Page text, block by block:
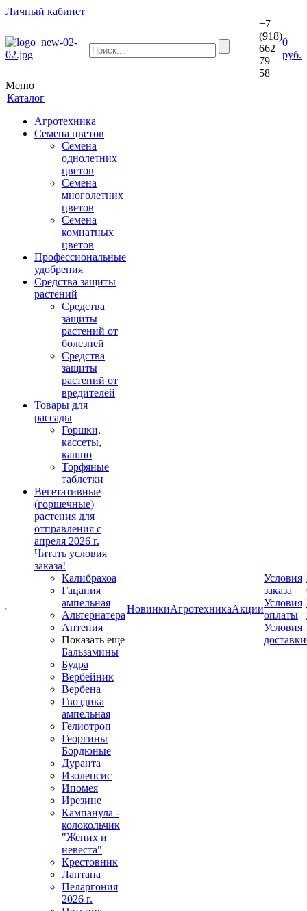
Личный кабинет
+7
(918)
662
79
58
0
руб.
Меню
Каталог
Агротехника
Семена цветов
Семена
однолетних
цветов
Семена
многолетних
цветов
Семена
комнатных
цветов
Профессиональные
удобрения
Средства защиты
растений
Средства
защиты
растений от
болезней
Средства
защиты
растений от
вредителей
Товары для
рассады
Горшки,
кассеты,
кашпо
Торфяные
таблетки
Вегетативные
(горшечные)
растения для
отправления с
апреля 2026 г.
Читать условия
заказа!
Калибрахоа
Гацания
ампельная
Альтернатера
Аптения
Показать еще
Бальзамины
Будра
Вербейник
Вербена
Гвоздика
ампельная
Гелиотроп
Георгины
Бордюные
Дуранта
Изолепсис
Ипомея
Ирезине
Кампанула -
колокольчик
"Жених и
невеста"
Крестовник
Лантана
Пеларгония
2026 г.
НовинкиАгротехникаАкции
Условия
заказа
Условия
оплаты
Условия
доставки